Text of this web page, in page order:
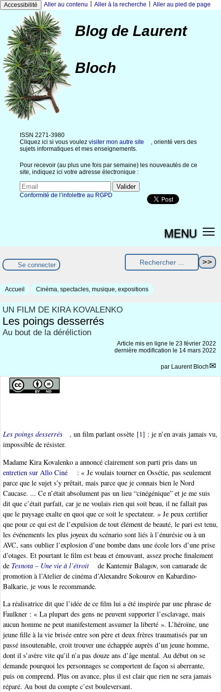
Accessibilité Aller au contenu Aller à la recherche Aller au pied de page
Blog de Laurent
Bloch
ISSN 2271-3980
Cliquez ici si vous voulez visiter mon autre site
, orienté vers des
sujets informatiques et mes enseignements.
Pour recevoir (au plus une fois par semaine) les nouveautés de ce
site, indiquez ici votre adresse électronique :
Conformité de l’infolettre au RGPD
MENU
Se connecter
Accueil Cinéma, spectacles, musique, expositions
UN FILM DE KIRA KOVALENKO
Les poings desserrés
Au bout de la déréliction
Article mis en ligne le 23 février 2022
dernière modification le 14 mars 2022
par Laurent Bloch
Les poings desserrés , un film parlant ossète [1] : je n’en avais jamais vu,
impossible de résister.
Madame Kira Kovalenko a annoncé clairement son parti pris dans un
entretien sur Allo Ciné
: « Je voulais tourner en Ossétie, pas seulement
parce que le sujet s’y prêtait, mais parce que je connais bien le Nord
Caucase. ... Ce n’était absolument pas un lieu “cinégénique” et je me suis
dit que c’était parfait, car je ne voulais rien qui soit beau, il ne fallait pas
que le paysage exalte en quoi que ce soit le spectateur. » Je peux certifier
que pour ce qui est de l’expulsion de tout élément de beauté, le pari est tenu,
les événements les plus joyeux du scénario sont liés à l’énurésie ou à un
AVC, sans oublier l’explosion d’une bombe dans une école lors d’une prise
d’otages. Et pourtant le film est beau et émouvant, assez proche finalement
de Tesnota – Une vie à l’étroit
de Kantemir Balagov, son camarade de
promotion à l’Atelier de cinéma d’Alexandre Sokourov en Kabardino-
Balkarie, je vous le recommande.
La réalisatrice dit que l’idée de ce film lui a été inspirée par une phrase de
Faulkner : « La plupart des gens ne peuvent supporter l’esclavage, mais
aucun homme ne peut manifestement assumer la liberté ». L’héroïne, une
jeune fille à la vie brisée entre son père et deux frères traumatisés par un
passé insoutenable, croit trouver une échappée auprès d’un jeune homme,
dont il s’avère vite qu’il n’a pas douze ans d’âge mental. Au début on se
demande pourquoi les personnages se comportent de façon si aberrante,
puis on comprend. Plus on avance, plus il est clair que rien ne sera jamais
réparé. Au bout du compte c’est bouleversant.